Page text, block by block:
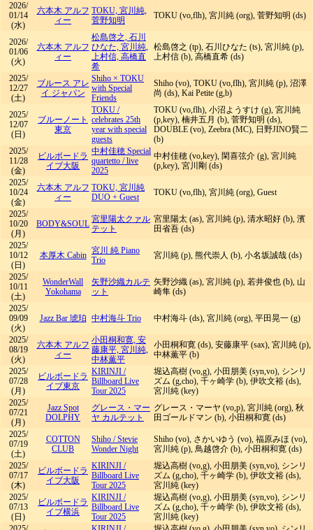
2026/
01/14
(水)
六本木 アルフ
ィー
TOKU, 宮川純,
菅野知明
TOKU (vo,flh), 宮川純 (org), 菅野知明 (ds)
2026/
01/06
(火)
六本木 アルフ
ィー
松島啓之, 石川
ひなた, 宮川純,
上村信, 高橋直
希
松島啓之 (tp), 石川ひなた (ts), 宮川純 (p),
上村信 (b), 高橋直希 (ds)
2025/
12/27
(土)
ブルース アレ
イ ジャパン
Shiho × TOKU
with Special
Friends
Shiho (vo), TOKU (vo,flh), 宮川純 (p), 沼澤
尚 (ds), Kai Petite (g,b)
2025/
12/07
(日)
ブルーノート
東京
TOKU /
celebrates 25th
year with special
guests
TOKU (vo,flh), 小沼ようすけ (g), 宮川純
(p,key), 楠井五月 (b), 菅野知明 (ds),
DOUBLE (vo), Zeebra (MC), 日野JINO賢二
(b)
2025/
11/28
(金)
ビルボードラ
イブ大阪
中村佳穂 Special
quartetto /live
2025
中村佳穂 (vo,key), 閑喜弦介 (g), 宮川純
(p,key), 宮川剛 (ds)
2025/
10/24
(金)
六本木 アルフ
ィー
TOKU, 宮川純
DUO + Guest
TOKU (vo,flh), 宮川純 (org), Guest
2025/
10/20
(月)
BODY&SOUL 宮里陽太クァル
テット
宮里陽太 (as), 宮川純 (p), 清水昭好 (b), 濱
田省吾 (ds)
2025/
10/12
(日)
本厚木 Cabin 宮川 純 Piano
Trio
宮川純 (p), 熊代崇人 (b), ​小名坂誠哉 (ds)
2025/
10/11
(土)
WonderWall
Yokohama
矢野沙織カルテ
ット
矢野沙織 (as), 宮川純 (p), 若井俊也 (b), 山
崎隼 (ds)
2025/
09/09
(火)
Jazz Bar 琥珀 中村海斗 Trio 中村海斗 (ds), 宮川純 (org), 平田晃一 (g)
2025/
08/19
(火)
六本木 アルフ
ィー
小田桐和寛, 安
藤康平, 宮川純,
中林薫平
小田桐和寛 (ds), 安藤康平 (sax), 宮川純 (p),
中林薫平 (b)
2025/
07/28
(月)
ビルボードラ
イブ東京
KIRINJI /
Billboard Live
Tour 2025
堀込高樹 (vo,g), 小田朋美 (syn,vo), シンリ
ズム (g,cho), 千ヶ崎学 (b), 伊吹文裕 (ds),
宮川純 (key)
2025/
07/21
(月)
Jazz Spot
DOLPHY
グレース・マー
ヤ カルテット
グレース・マーヤ (vo,p), 宮川純 (org), 秋
田ゴールドマン (b), 小田桐和寛 (ds)
2025/
07/19
(土)
COTTON
CLUB
Shiho /Stevie
Wonder Night
Shiho (vo), さかいゆう (vo), 福原みほ (vo),
宮川純 (p), 鳥越啓介 (b), 小田桐和寛 (ds)
2025/
07/17
(木)
ビルボードラ
イブ大阪
KIRINJI /
Billboard Live
Tour 2025
堀込高樹 (vo,g), 小田朋美 (syn,vo), シンリ
ズム (g,cho), 千ヶ崎学 (b), 伊吹文裕 (ds),
宮川純 (key)
2025/
07/13
(日)
ビルボードラ
イブ横浜
KIRINJI /
Billboard Live
Tour 2025
堀込高樹 (vo,g), 小田朋美 (syn,vo), シンリ
ズム (g,cho), 千ヶ崎学 (b), 伊吹文裕 (ds),
宮川純 (key)